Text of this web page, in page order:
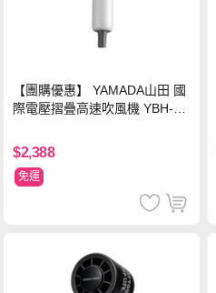
【團購優惠】 YAMADA山田 國
際電壓摺疊高速吹風機 YBH-12
$2,388
免運